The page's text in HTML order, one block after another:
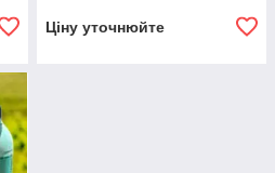
Ціну уточнюйте